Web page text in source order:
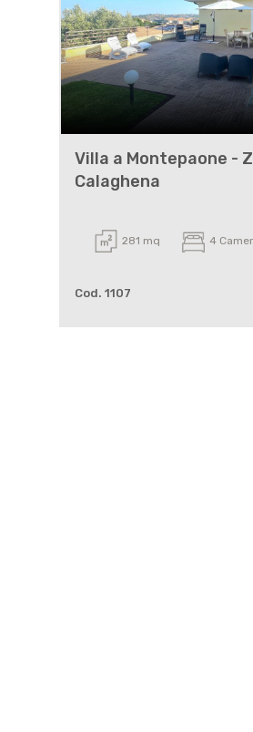
Villa a Montepaone -
Calaghena
281 mq 4
Cod. 1107